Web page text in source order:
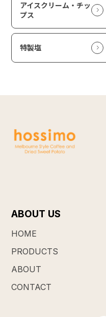
アイスクリーム・チッ
プス
特製塩
ABOUT US
HOME
PRODUCTS
ABOUT
CONTACT